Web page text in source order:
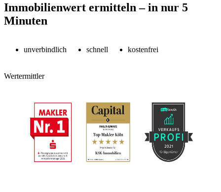
Immobilienwert ermitteln – in nur 5
Minuten
unverbindlich schnell kostenfrei
Wertermittler